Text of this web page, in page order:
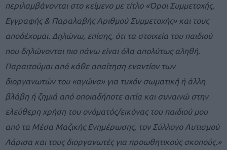
περιλαμβάνονται στο κείμενο με τίτλο «Όροι Συμμετοχής,
Εγγραφής & Παραλαβής Αριθμού Συμμετοχής» και τους
αποδέχομαι. Δηλώνω, επίσης, ότι τα στοιχεία του παιδιού
που δηλώνονται πιο πάνω είναι όλα απολύτως αληθή.
Παραιτούμαι από κάθε απαίτηση εναντίον των
διοργανωτών του «αγώνα» για τυχόν σωματική ή άλλη
βλάβη ή ζημιά από οποιαδήποτε αιτία και συναινώ στην
ελεύθερη χρήση του ονόματός/εικόνας του παιδιού μου
από τα Μέσα Μαζικής Ενημέρωσης, τον Σύλλογο Αυτισμού
Λάρισα και τους διοργανωτές για προωθητικούς σκοπούς.»